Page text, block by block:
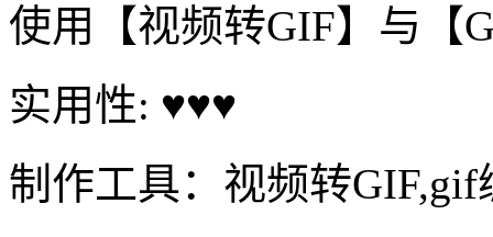
使用【视频转GIF】与【
实用性: ♥♥♥
制作工具：视频转GIF,gif